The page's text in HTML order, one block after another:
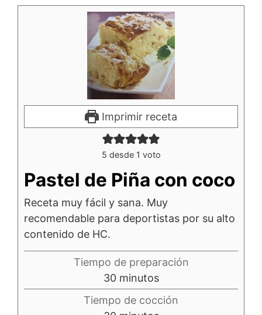
Imprimir receta
5 desde 1 voto
Pastel de Piña con coco
Receta muy fácil y sana. Muy
recomendable para deportistas por su alto
contenido de HC.
Tiempo de preparación
30minutos
minutos
Tiempo de cocción